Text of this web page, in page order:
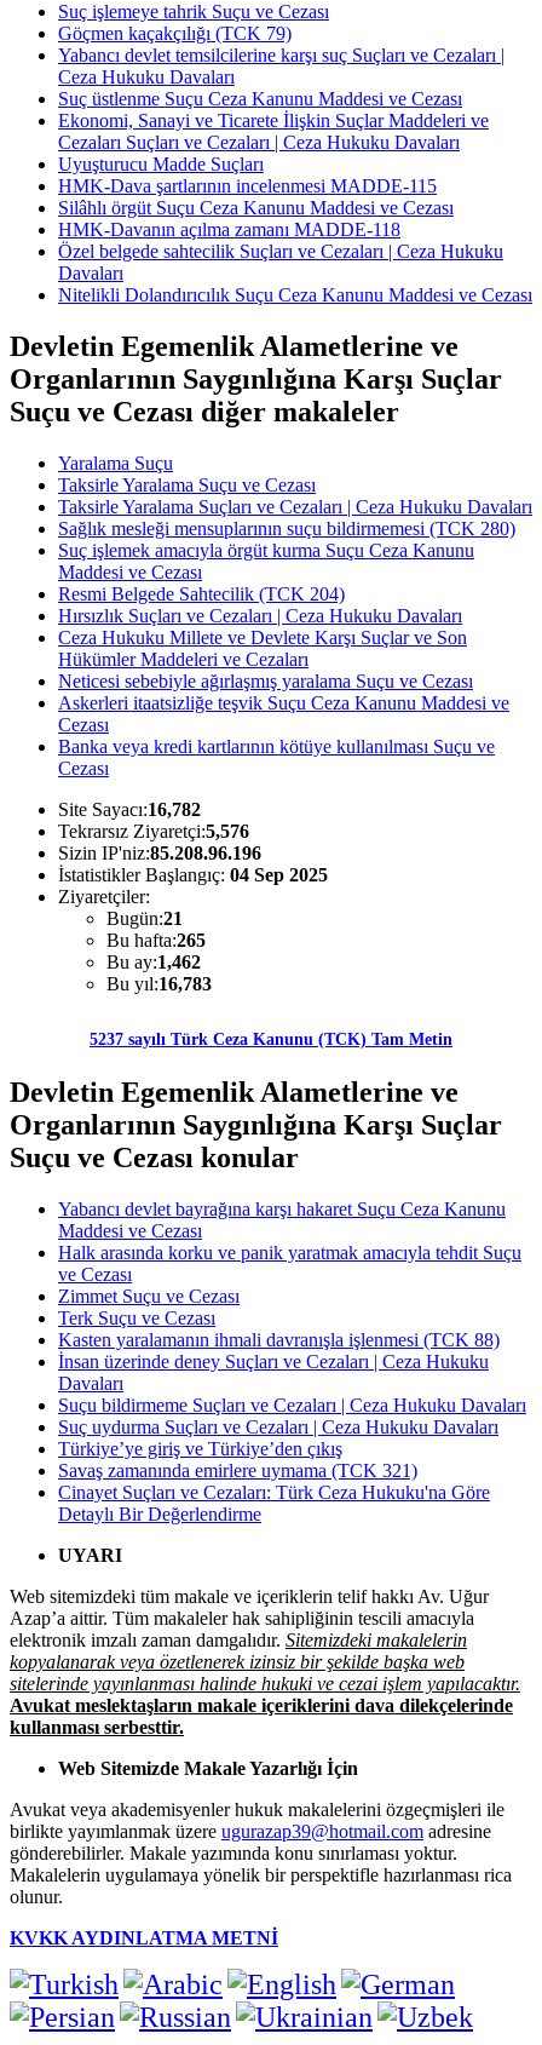
Suç işlemeye tahrik Suçu ve Cezası
Göçmen kaçakçılığı (TCK 79)
Yabancı devlet temsilcilerine karşı suç Suçları ve Cezaları |
Ceza Hukuku Davaları
Suç üstlenme Suçu Ceza Kanunu Maddesi ve Cezası
Ekonomi, Sanayi ve Ticarete İlişkin Suçlar Maddeleri ve
Cezaları Suçları ve Cezaları | Ceza Hukuku Davaları
Uyuşturucu Madde Suçları
HMK-Dava şartlarının incelenmesi ​​​​​​​MADDE-115
Silâhlı örgüt Suçu Ceza Kanunu Maddesi ve Cezası
HMK-Davanın açılma zamanı MADDE-118
Özel belgede sahtecilik Suçları ve Cezaları | Ceza Hukuku
Davaları
Nitelikli Dolandırıcılık Suçu Ceza Kanunu Maddesi ve Cezası
Devletin Egemenlik Alametlerine ve
Organlarının Saygınlığına Karşı Suçlar
Suçu ve Cezası diğer makaleler
Yaralama Suçu
Taksirle Yaralama Suçu ve Cezası
Taksirle Yaralama Suçları ve Cezaları | Ceza Hukuku Davaları
Sağlık mesleği mensuplarının suçu bildirmemesi (TCK 280)
Suç işlemek amacıyla örgüt kurma Suçu Ceza Kanunu
Maddesi ve Cezası
Resmi Belgede Sahtecilik (TCK 204)
Hırsızlık Suçları ve Cezaları | Ceza Hukuku Davaları
Ceza Hukuku Millete ve Devlete Karşı Suçlar ve Son
Hükümler Maddeleri ve Cezaları
Neticesi sebebiyle ağırlaşmış yaralama Suçu ve Cezası
Askerleri itaatsizliğe teşvik Suçu Ceza Kanunu Maddesi ve
Cezası
Banka veya kredi kartlarının kötüye kullanılması Suçu ve
Cezası
Site Sayacı:16,782
Tekrarsız Ziyaretçi:5,576
Sizin IP'niz:85.208.96.196
İstatistikler Başlangıç: 04 Sep 2025
Ziyaretçiler:
Bugün:21
Bu hafta:265
Bu ay:1,462
Bu yıl:16,783
5237 sayılı Türk Ceza Kanunu (TCK) Tam Metin
Devletin Egemenlik Alametlerine ve
Organlarının Saygınlığına Karşı Suçlar
Suçu ve Cezası konular
Yabancı devlet bayrağına karşı hakaret Suçu Ceza Kanunu
Maddesi ve Cezası
Halk arasında korku ve panik yaratmak amacıyla tehdit Suçu
ve Cezası
Zimmet Suçu ve Cezası
Terk Suçu ve Cezası
Kasten yaralamanın ihmali davranışla işlenmesi (TCK 88)
İnsan üzerinde deney Suçları ve Cezaları | Ceza Hukuku
Davaları
Suçu bildirmeme Suçları ve Cezaları | Ceza Hukuku Davaları
Suç uydurma Suçları ve Cezaları | Ceza Hukuku Davaları
Türkiye’ye giriş ve Türkiye’den çıkış
Savaş zamanında emirlere uymama (TCK 321)
Cinayet Suçları ve Cezaları: Türk Ceza Hukuku'na Göre
Detaylı Bir Değerlendirme
UYARI
Web sitemizdeki tüm makale ve içeriklerin telif hakkı Av. Uğur
Azap’a aittir. Tüm makaleler hak sahipliğinin tescili amacıyla
elektronik imzalı zaman damgalıdır. Sitemizdeki makalelerin
kopyalanarak veya özetlenerek izinsiz bir şekilde başka web
sitelerinde yayınlanması halinde hukuki ve cezai işlem yapılacaktır.
Avukat meslektaşların makale içeriklerini dava dilekçelerinde
kullanması serbesttir.
Web Sitemizde Makale Yazarlığı İçin
Avukat veya akademisyenler hukuk makalelerini özgeçmişleri ile
birlikte yayımlanmak üzere ugurazap39@hotmail.com adresine
gönderebilirler. Makale yazımında konu sınırlaması yoktur.
Makalelerin uygulamaya yönelik bir perspektifle hazırlanması rica
olunur.
KVKK AYDINLATMA METNİ